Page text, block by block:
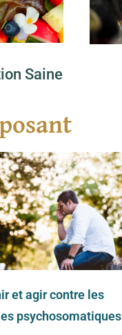
Saine
et agir contre les
psychosomatiques